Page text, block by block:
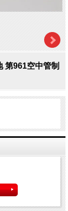
第961空中管制